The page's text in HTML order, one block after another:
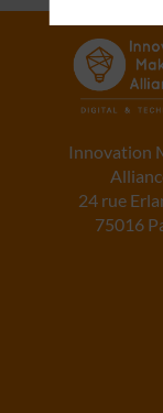
Innovation
24 rue
75016